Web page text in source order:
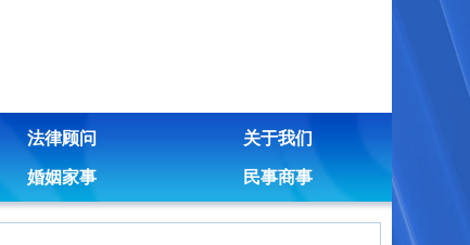
法律顾问 关于我们
婚姻家事 民事商事